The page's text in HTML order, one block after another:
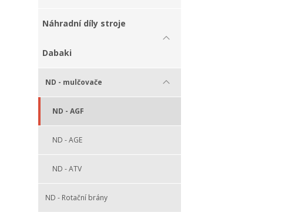
Náhradní díly stroje
Dabaki
ND - mulčovače
ND - AGF
ND - AGE
ND - ATV
ND - Rotační brány